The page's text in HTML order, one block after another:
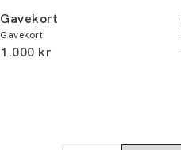
Gavekort
Gavekort
I alt (inkl. rabat)
1.000 kr